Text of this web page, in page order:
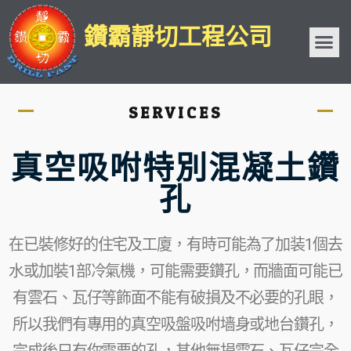
鑽霸靜切工程公司
SERVICES
真空吸咐特別混凝土鑽
孔
在已裝修好的住宅及工廈，有時可能為了加装1個去
水或加裝1部冷氣機，可能需要鑽孔，而牆面可能已
有雲石、瓦仔等飾面不能有破損及不必要的孔眼，
所以我們有專用的真空吸盤吸咐墙身或地台鑽孔，